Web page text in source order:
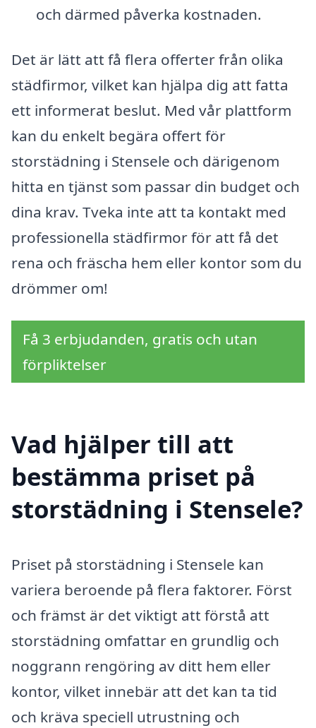
och därmed påverka kostnaden.
Det är lätt att få flera offerter från olika
städfirmor, vilket kan hjälpa dig att fatta
ett informerat beslut. Med vår plattform
kan du enkelt begära offert för
storstädning i Stensele och därigenom
hitta en tjänst som passar din budget och
dina krav. Tveka inte att ta kontakt med
professionella städfirmor för att få det
rena och fräscha hem eller kontor som du
drömmer om!
Få 3 erbjudanden, gratis och utan
förpliktelser
Vad hjälper till att
bestämma priset på
storstädning i Stensele?
Priset på storstädning i Stensele kan
variera beroende på flera faktorer. Först
och främst är det viktigt att förstå att
storstädning omfattar en grundlig och
noggrann rengöring av ditt hem eller
kontor, vilket innebär att det kan ta tid
och kräva speciell utrustning och